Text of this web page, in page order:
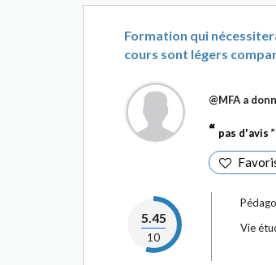
Formation qui
cours sont légers
@MFA a
pas d'avis
5.45
10
Vie